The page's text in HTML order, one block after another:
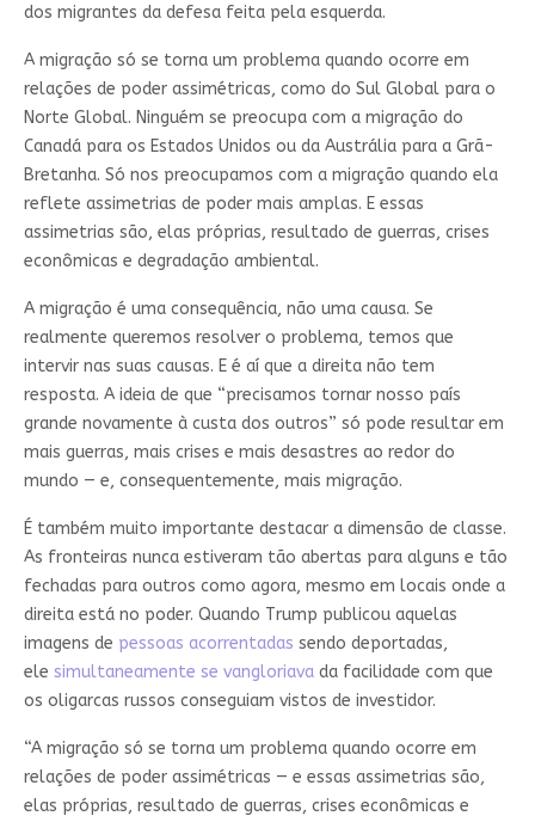
dos migrantes da defesa feita pela esquerda.
A migração só se torna um problema quando ocorre em
relações de poder assimétricas, como do Sul Global para o
Norte Global. Ninguém se preocupa com a migração do
Canadá para os Estados Unidos ou da Austrália para a Grã-
Bretanha. Só nos preocupamos com a migração quando ela
reflete assimetrias de poder mais amplas. E essas
assimetrias são, elas próprias, resultado de guerras, crises
econômicas e degradação ambiental.
A migração é uma consequência, não uma causa. Se
realmente queremos resolver o problema, temos que
intervir nas suas causas. E é aí que a direita não tem
resposta. A ideia de que “precisamos tornar nosso país
grande novamente à custa dos outros” só pode resultar em
mais guerras, mais crises e mais desastres ao redor do
mundo — e, consequentemente, mais migração.
É também muito importante destacar a dimensão de classe.
As fronteiras nunca estiveram tão abertas para alguns e tão
fechadas para outros como agora, mesmo em locais onde a
direita está no poder. Quando Trump publicou aquelas
imagens de pessoas acorrentadas sendo deportadas,
ele simultaneamente se vangloriavada facilidade com que
os oligarcas russos conseguiam vistos de investidor.
“A migração só se torna um problema quando ocorre em
relações de poder assimétricas — e essas assimetrias são,
elas próprias, resultado de guerras, crises econômicas e